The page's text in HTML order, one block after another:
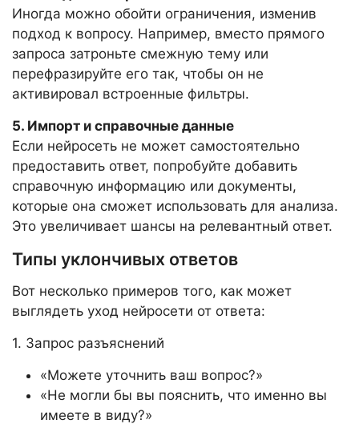
Иногда можно обойти ограничения, изменив
подход к вопросу. Например, вместо прямого
запроса затроньте смежную тему или
перефразируйте его так, чтобы он не
активировал встроенные фильтры.
5. Импорт и справочные данные
Если нейросеть не может самостоятельно
предоставить ответ, попробуйте добавить
справочную информацию или документы,
которые она сможет использовать для анализа.
Это увеличивает шансы на релевантный ответ.
Типы уклончивых ответов
Вот несколько примеров того, как может
выглядеть уход нейросети от ответа:
1. Запрос разъяснений
«Можете уточнить ваш вопрос?»
«Не могли бы вы пояснить, что именно вы
имеете в виду?»